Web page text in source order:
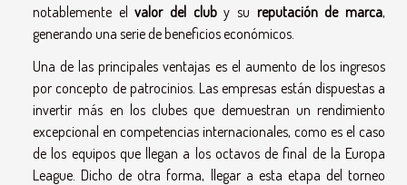
notablemente elvalor del cluby su reputación de marca,
generando una serie de beneficios económicos.
Una de las principales ventajas es el aumento de los ingresos
por concepto de patrocinios. Las empresas están dispuestas a
invertir más en los clubes que demuestran un rendimiento
excepcional en competencias internacionales, como es el caso
de los equipos que llegan a los octavos de final de la Europa
League. Dicho de otra forma, llegar a esta etapa del torneo